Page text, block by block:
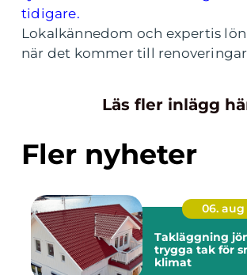
tidigare.
Lokalkännedom och expertis
när det kommer till
Läs fler inlägg
Fler nyheter
06. aug
Takläggning
trygga tak för
klimat